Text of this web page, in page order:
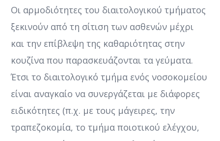
Οι αρμοδιότητες του διαιτολογικού τμήματος
ξεκινούν από τη σίτιση των ασθενών μέχρι
και την επίβλεψη της καθαριότητας στην
κουζίνα που παρασκευάζονται τα γεύματα.
Έτσι το διαιτολογικό τμήμα ενός νοσοκομείου
είναι αναγκαίο να συνεργάζεται με διάφορες
ειδικότητες (π.χ. με τους μάγειρες, την
τραπεζοκομία, το τμήμα ποιοτικού ελέγχου,